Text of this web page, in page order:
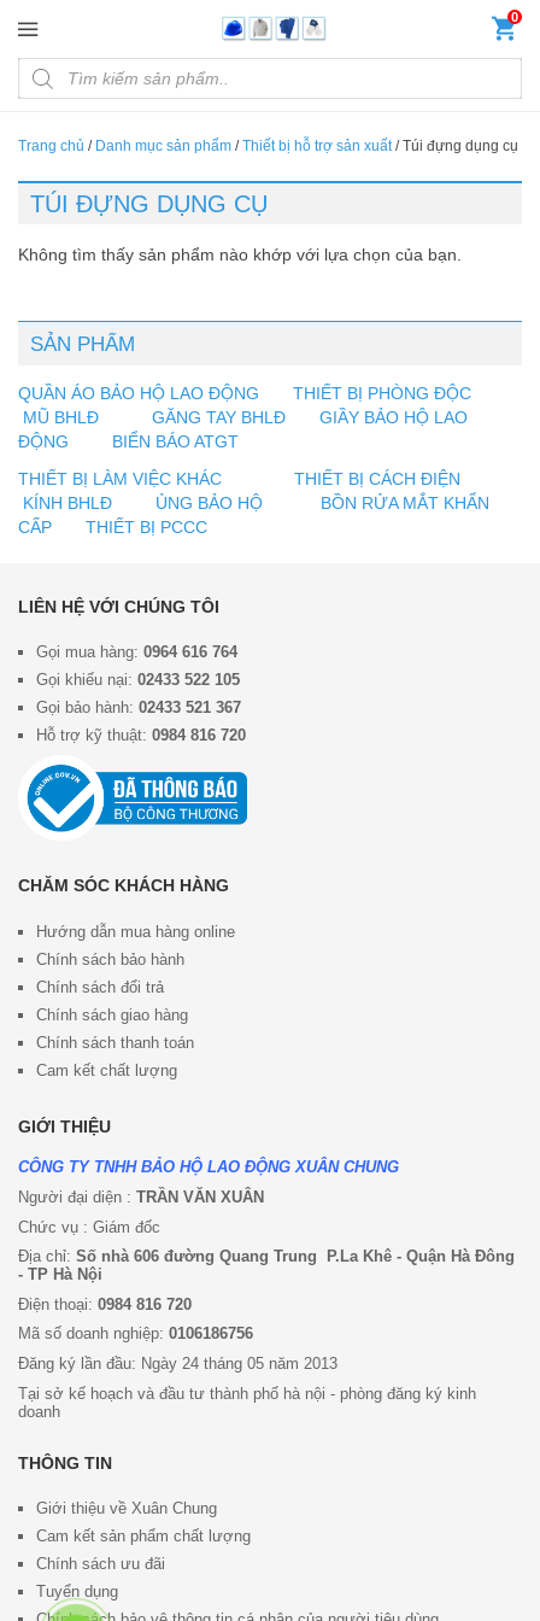
0
Products search
Trang chủ / Danh mục sản phẩm /Thiết bị hỗ trợ sản xuất/Túi đựng dụng cụ
TÚI ĐỰNG DỤNG CỤ
Không tìm thấy sản phẩm nào khớp với lựa chọn của bạn.
SẢN PHẨM
QUẦN ÁO BẢO HỘ LAO ĐỘNG
THIẾT BỊ PHÒNG ĐỘC
MŨ BHLĐ
GĂNG TAY BHLĐ
GIẦY BẢO HỘ LAO
ĐỘNG
BIỂN BÁO ATGT
THIẾT BỊ LÀM VIỆC KHÁC
THIẾT BỊ CÁCH ĐIỆN
KÍNH BHLĐ
ỦNG BẢO HỘ
BỒN RỬA MẮT KHẨN
CẤP
THIẾT BỊ PCCC
LIÊN HỆ VỚI CHÚNG TÔI
Gọi mua hàng: 0964 616 764
Gọi khiếu nại: 02433 522 105
Gọi bảo hành: 02433 521 367
Hỗ trợ kỹ thuật: 0984 816 720
CHĂM SÓC KHÁCH HÀNG
Hướng dẫn mua hàng online
Chính sách bảo hành
Chính sách đổi trả
Chính sách giao hàng
Chính sách thanh toán
Cam kết chất lượng
GIỚI THIỆU
CÔNG TY TNHH BẢO HỘ LAO ĐỘNG XUÂN CHUNG
Người đại diện : TRẦN VĂN XUÂN
Chức vụ : Giám đốc
Địa chỉ: Số nhà 606 đường Quang Trung P.La Khê - Quận Hà Đông
- TP Hà Nội
Điện thoại: 0984 816 720
Mã số doanh nghiệp: 0106186756
Đăng ký lần đầu: Ngày 24 tháng 05 năm 2013
Tại sở kế hoạch và đầu tư thành phố hà nội - phòng đăng ký kinh
doanh
THÔNG TIN
Giới thiệu về Xuân Chung
Cam kết sản phẩm chất lượng
Chính sách ưu đãi
Tuyển dụng